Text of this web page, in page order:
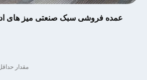
عمده فروشی سبک صنعتی میز های
مقدار